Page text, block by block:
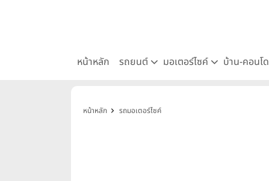
หน้าหลัก รถยนต์ มอเตอร์ไซค์ บ้าน-คอนโด
หน้าหลัก รถมอเตอร์ไซค์